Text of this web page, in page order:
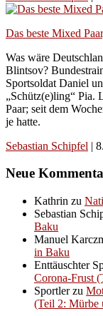
Das beste Mixed
Was wäre
Blintsov?
Sportsoldat Daniel
„Schütz(e)ling“ Pia.
Paar; seit dem
je hatte.
Sebastian Schipfel |
Neue
Kathrin zu
Sebastian
Baku
Manuel
in Baku
Enttäuschter
Corona-Frust
Sportlerzu
(Teil 2: Mürbe